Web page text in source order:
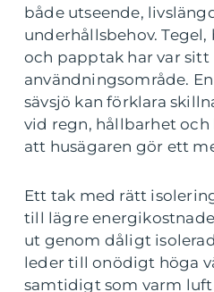
både utseende,
underhållsbehov.
och papptak har var sitt
användningsområde.
sävsjö kan förklara
vid regn, hållbarhet och
att husägaren gör ett
Ett tak med rätt
till lägre
ut genom dåligt
leder till onödigt höga
samtidigt som varm